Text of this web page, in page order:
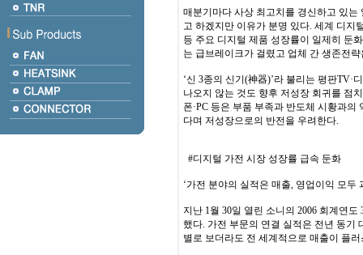
매분기마다 사상 최고치를 경신하고 있
고 하겠지만 이유가 분명 있다. 세계 디지
등 주요 디지털 제품 성장률이 일제히 둔
는 급브레이크가 걸렸고 업체 간 생존전
‘신 3종의 신기(神器)’라 불리는 평판
나오지 않는 것도 향후 저성장 회귀를 점
폰·PC 등은 부품 부족과 반도체 시황과
다며 저성장으로의 반전을 우려한다.
#디지털 가전 시장 성장률 급속 둔화
‘가전 분야의 실적은 매출, 영업이익 모
지난 1월 30일 열린 소니의 2006 회계연
했다. 가전 부문의 연결 실적은 전년 동기
별로 보더라도 전 세계적으로 매출이 플